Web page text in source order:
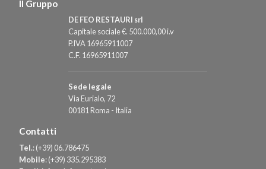
Il Gruppo
DE FEO RESTAURI srl
Capitale sociale €. 500.000,00 i.v
P.IVA 16965911007
C.F. 16965911007
Sede legale
Via Eurialo, 72
00181 Roma - Italia
Contatti
Tel.:(+39) 06.786475
Mobile:(+39) 335.295383